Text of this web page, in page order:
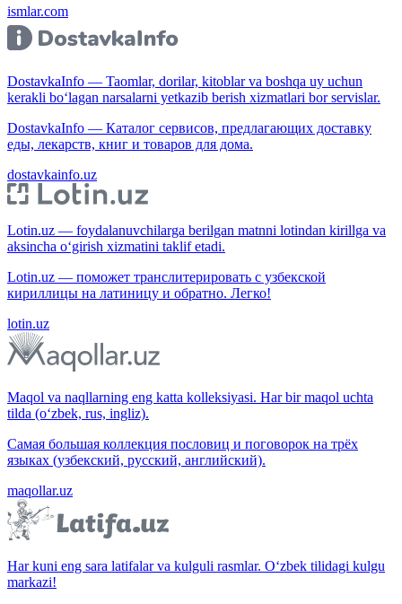
ismlar.com
DostavkaInfo — Taomlar, dorilar, kitoblar va boshqa uy uchun
kerakli bo‘lagan narsalarni yetkazib berish xizmatlari bor servislar.
DostavkaInfo — Каталог сервисов, предлагающих доставку
еды, лекарств, книг и товаров для дома.
dostavkainfo.uz
Lotin.uz — foydalanuvchilarga berilgan matnni lotindan kirillga va
aksincha o‘girish xizmatini taklif etadi.
Lotin.uz — поможет транслитерировать с узбекской
кириллицы на латиницу и обратно. Легко!
lotin.uz
Maqol va naqllarning eng katta kolleksiyasi. Har bir maqol uchta
tilda (o‘zbek, rus, ingliz).
Самая большая коллекция пословиц и поговорок на трёх
языках (узбекский, русский, английский).
maqollar.uz
Har kuni eng sara latifalar va kulguli rasmlar. O‘zbek tilidagi kulgu
markazi!